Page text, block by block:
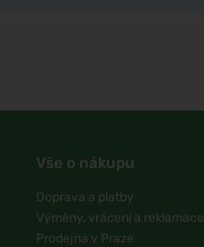
Vše o nákupu
Doprava a platby
Výměny, vrácení a reklamace
Prodejna v Praze